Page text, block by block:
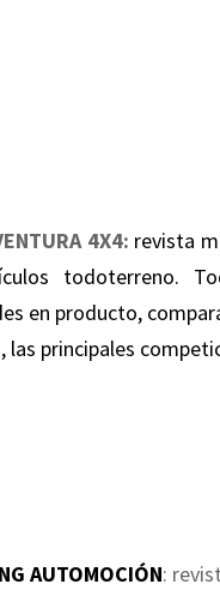
4X4: revista
todoterreno.
en producto,
las principales
AUTOMOCIÓN: